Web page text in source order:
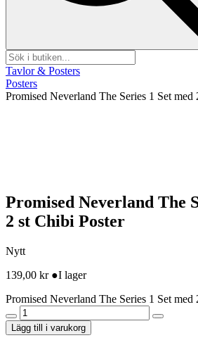
Tavlor & Posters
Posters
Promised Neverland The Series 1 Set med
Promised Neverland The
2 st Chibi Poster
Nytt
139,00 kr ●I lager
Promised Neverland The Series 1 Set med
Lägg till i varukorg